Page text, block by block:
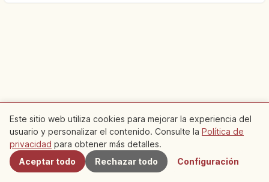
Cercanos
Este sitio web utiliza cookies para mejorar la experiencia del
usuario y personalizar el contenido. Consulte la Política de
privacidad para obtener más detalles.
Aceptar todo
Rechazar todo Configuración